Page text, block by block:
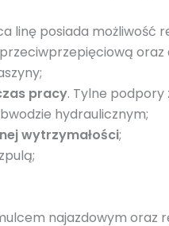
M
posiada możliwość
oraz
pracy. Tylne
hydraulicznym;
wytrzymałości;
najazdowym oraz